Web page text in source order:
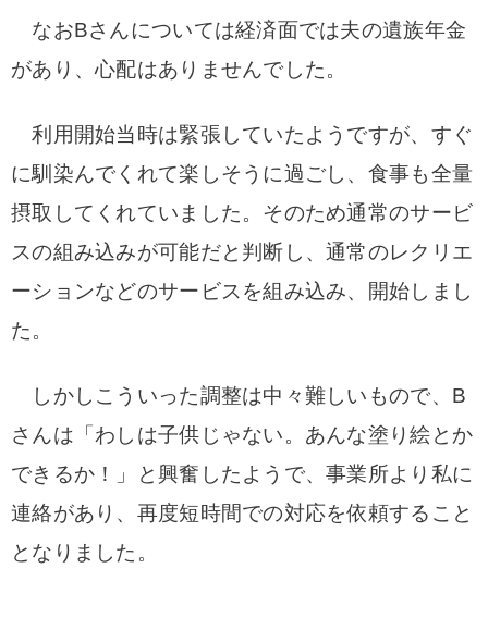
なおBさんについては経済面では夫の遺族年金
があり、心配はありませんでした。
利用開始当時は緊張していたようですが、すぐ
に馴染んでくれて楽しそうに過ごし、食事も全量
摂取してくれていました。 そのため通常のサービ
スの組み込みが可能だと判断し、通常のレクリエ
ーションなどのサービスを組み込み、開始しまし
た。
しかしこういった調整は中々難しいもので、B
さんは「わしは子供じゃない。あんな塗り絵とか
できるか！」と興奮したようで、事業所より私に
連絡があり、再度短時間での対応を依頼すること
となりました。